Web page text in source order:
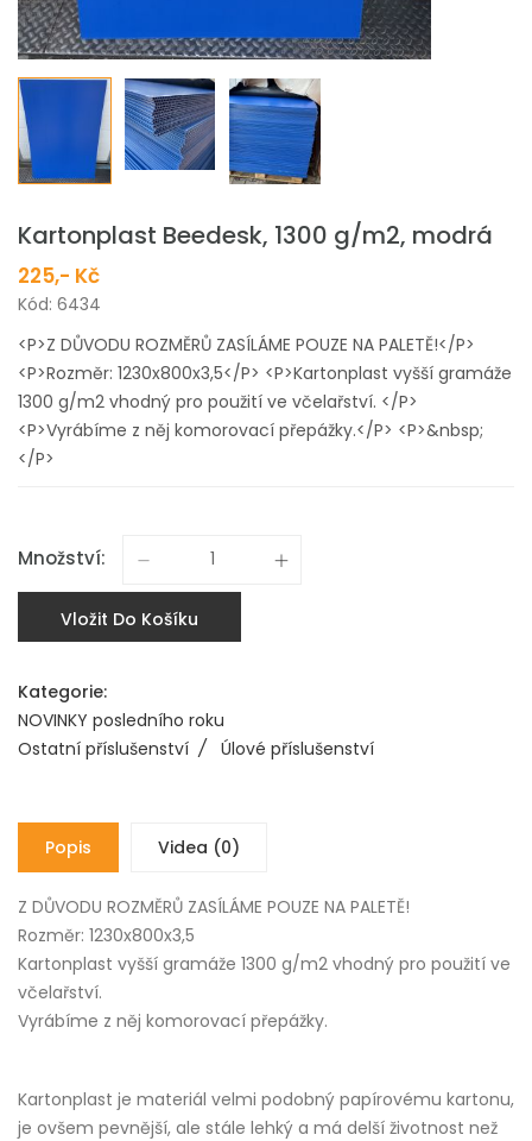
Kartonplast Beedesk, 1300 g/m2, modrá
225,- Kč
Kód: 6434
<P>Z DŮVODU ROZMĚRŮ ZASÍLÁME POUZE NA PALETĚ!</P>
<P>Rozměr: 1230x800x3,5</P> <P>Kartonplast vyšší gramáže
1300 g/m2 vhodný pro použití ve včelařství. </P>
<P>Vyrábíme z něj komorovací přepážky.</P> <P>&nbsp;
</P>
Množství:
Vložit Do Košíku
Kategorie:
NOVINKY posledního roku
Ostatní příslušenství / Úlové příslušenství
Popis Videa (0)
Z DŮVODU ROZMĚRŮ ZASÍLÁME POUZE NA PALETĚ!
Rozměr: 1230x800x3,5
Kartonplast vyšší gramáže 1300 g/m2 vhodný pro použití ve
včelařství.
Vyrábíme z něj komorovací přepážky.
Kartonplast je materiál velmi podobný papírovému kartonu,
je ovšem pevnější, ale stále lehký a má delší životnost než